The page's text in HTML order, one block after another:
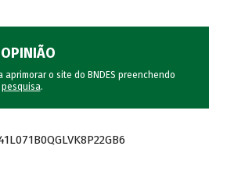
aprimorar o site do BNDES preenchendo
pesquisa.